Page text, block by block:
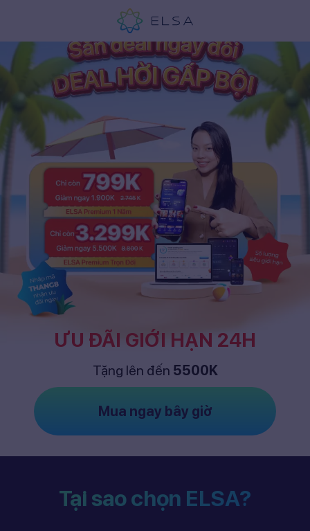
ƯU ĐÃI GIỚI HẠN 24H
Tặng lên đến 5500K
Mua ngay bây giờ
Tại sao chọn ELSA?